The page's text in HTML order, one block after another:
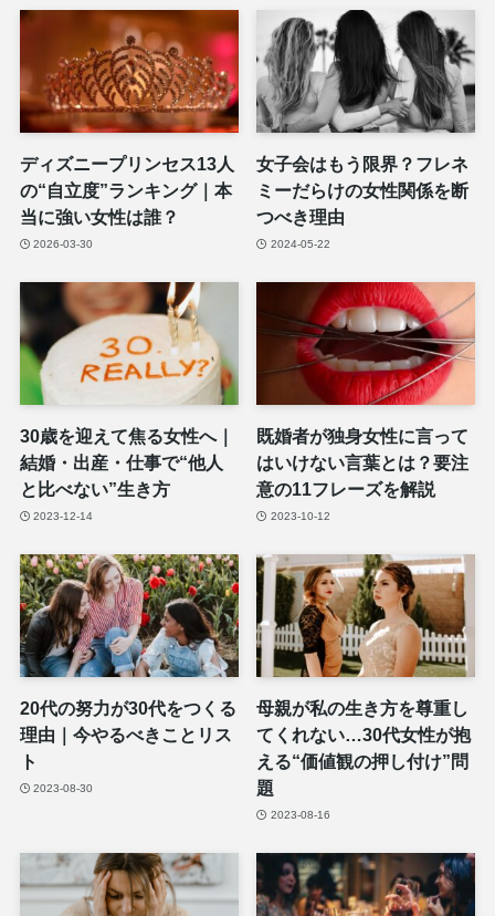
ディズニープリンセス13人
の“自立度”ランキング｜本
当に強い女性は誰？
2026-03-30
女子会はもう限界？フレネ
ミーだらけの女性関係を断
つべき理由
2024-05-22
30歳を迎えて焦る女性へ｜
結婚・出産・仕事で“他人
と比べない”生き方
2023-12-14
既婚者が独身女性に言って
はいけない言葉とは？要注
意の11フレーズを解説
2023-10-12
20代の努力が30代をつくる
理由｜今やるべきことリス
ト
2023-08-30
母親が私の生き方を尊重し
てくれない…30代女性が抱
える“価値観の押し付け”問
題
2023-08-16